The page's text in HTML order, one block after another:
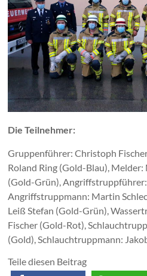
Die Teilnehmer:
Gruppenführer: Christoph
Roland Ring (Gold-Blau),
(Gold-Grün),
Angriffstruppmann: Martin
Leiß Stefan (Gold-Grün),
Fischer (Gold-Rot),
(Gold), Schlauchtruppmann:
Teile diesen Beitrag